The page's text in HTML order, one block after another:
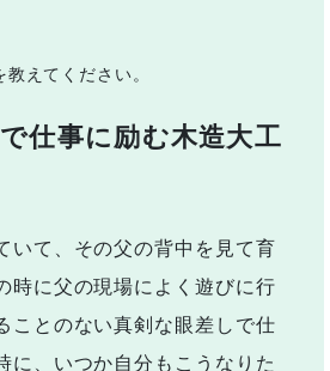
えてください。
仕事に励む木造大工
いて、その父の背中を見て育
時に父の現場によく遊びに行
ことのない真剣な眼差しで仕
に、いつか自分もこうなりた